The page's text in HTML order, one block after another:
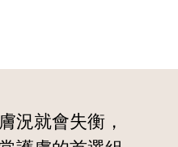
況就會失衡，